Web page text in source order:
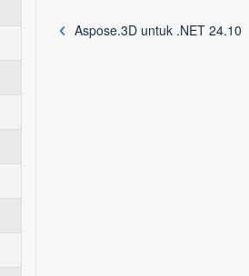
Aspose.3D untuk .NET 24.10